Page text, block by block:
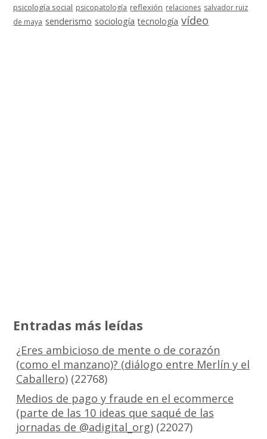
psicología social psicopatología reflexión relaciones salvador ruiz
de maya senderismo sociología tecnología vídeo
Entradas más leídas
¿Eres ambicioso de mente o de corazón
(como el manzano)? (diálogo entre Merlín y el
Caballero)(22768)
Medios de pago y fraude en el ecommerce
(parte de las 10 ideas que saqué de las
jornadas de @adigital_org)(22027)